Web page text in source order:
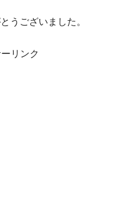
うございました。
リンク